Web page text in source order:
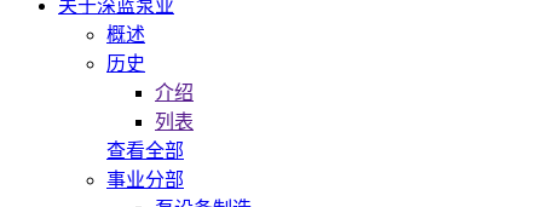
关于深蓝泵业
概述
历史
介绍
列表
查看全部
事业分部